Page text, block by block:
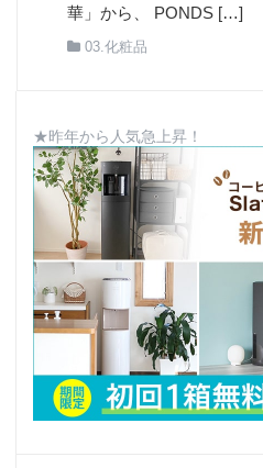
華」から、 PONDS […]
03.化粧品
★昨年から人気急上昇！